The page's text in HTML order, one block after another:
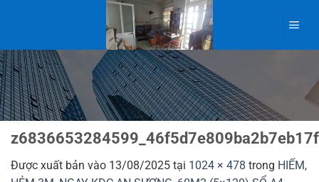
dung
Được xuất bản vào 13/08/2025 tại 1024 × 478 trong HIẾM,